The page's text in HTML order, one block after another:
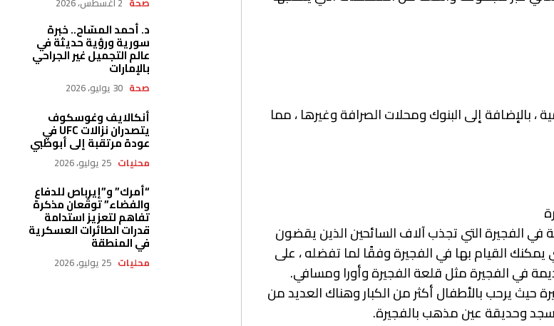
د. أحمد المسّاح.. خبرة
سورية ورؤية حديثة في
عالم التجميل غير الجراحي
بالإمارات
صحة 30 يوليو، 2026
أنكالايف وغوسكوف
يتصدران نزالات UFC في
عودة مرتقبة إلى أبوظبي
محليات 25 يوليو، 2026
“أمرك” و”إيرباص للدفاع
والفضاء” توقّعان مذكرة
تفاهم لتعزيز استدامة
قدرات الطائرات العسكرية
في المنطقة
محليات 25 يوليو، 2026
، بالإضافة إلى البنوك ومحلات الصرافة وغيرها ، مما
في الفجيرة التي تجذب آلاف السائحين الذين يقضون
القيام بها في الفجيرة وفقًا لما تفضله ، على
في الفجيرة مثل قلعة الفجيرة وأورا ومسافي.
حيث يرحب بالأطفال أكثر من الكبار وهناك العديد من
مسجد وحديقة عين مذهب بالفجيرة.